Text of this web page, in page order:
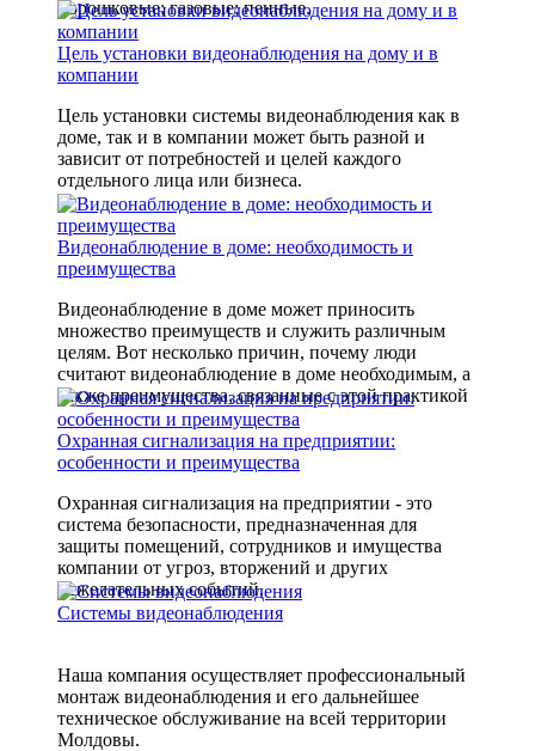
порошковые; газовые; пенные.
Цель установки видеонаблюдения на дому и в
компании
Цель установки системы видеонаблюдения как в
доме, так и в компании может быть разной и
зависит от потребностей и целей каждого
отдельного лица или бизнеса.
Видеонаблюдение в доме: необходимость и
преимущества
Видеонаблюдение в доме может приносить
множество преимуществ и служить различным
целям. Вот несколько причин, почему люди
считают видеонаблюдение в доме необходимым, а
также преимущества, связанные с этой практикой
Охранная сигнализация на предприятии:
особенности и преимущества
Охранная сигнализация на предприятии - это
система безопасности, предназначенная для
защиты помещений, сотрудников и имущества
компании от угроз, вторжений и других
нежелательных событий.
Системы видеонаблюдения
Наша компания осуществляет профессиональный
монтаж видеонаблюдения и его дальнейшее
техническое обслуживание на всей территории
Молдовы.